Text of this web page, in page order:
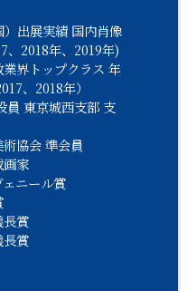
）出展実績 国内肖像
、2018年、2019年)
業界トップクラス 年
、2018年）
員 東京城西支部 支
術協会 準会員
画家
ェニール賞
長賞
長賞